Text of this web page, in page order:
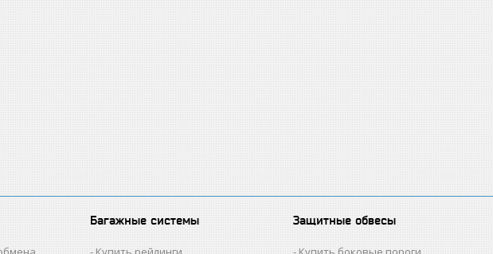
Багажные системы Защитные обвесы